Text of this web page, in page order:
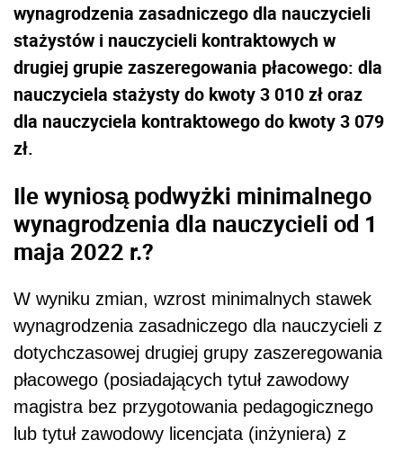
wynagrodzenia zasadniczego dla nauczycieli
stażystów i nauczycieli kontraktowych w
drugiej grupie zaszeregowania płacowego: dla
nauczyciela stażysty do kwoty 3 010 zł oraz
dla nauczyciela kontraktowego do kwoty 3 079
zł.
Ile wyniosą podwyżki minimalnego
wynagrodzenia dla nauczycieli od 1
maja 2022 r.?
W wyniku zmian, wzrost minimalnych stawek
wynagrodzenia zasadniczego dla nauczycieli z
dotychczasowej drugiej grupy zaszeregowania
płacowego (posiadających tytuł zawodowy
magistra bez przygotowania pedagogicznego
lub tytuł zawodowy licencjata (inżyniera) z